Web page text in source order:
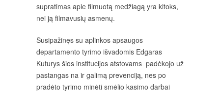
supratimas apie filmuotą medžiagą yra kitoks,
nei ją filmavusių asmenų.
Susipažinęs su aplinkos apsaugos
departamento tyrimo išvadomis Edgaras
Kuturys šios institucijos atstovams padėkojo už
pastangas na ir galimą prevenciją, nes po
pradėto tyrimo minėti smėlio kasimo darbai